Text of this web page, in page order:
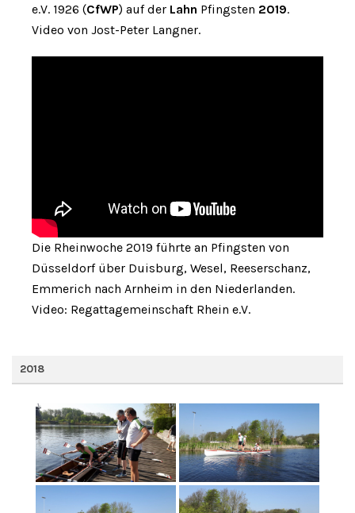
e.V. 1926 (CfWP) auf der Lahn Pfingsten 2019.
Video von Jost-Peter Langner.
Die Rheinwoche 2019 führte an Pfingsten von
Düsseldorf über Duisburg, Wesel, Reeserschanz,
Emmerich nach Arnheim in den Niederlanden.
Video: Regattagemeinschaft Rhein e.V.
2018